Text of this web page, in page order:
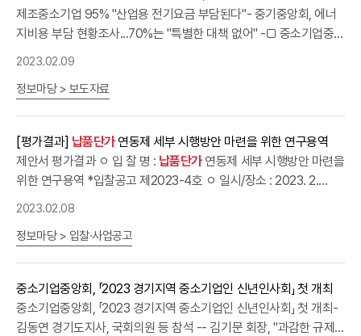
(46.4%) △인건비 상승(39.8%) 등을 꼽았다. □ 중기중앙회는 조
사결과를 바탕으로 최근 중소기업을 둘러싼 경제환경을 분석하고 정
친화적 노동개혁 추진 △대‧중소기업 상생문화 정착 △중소기업 성장
및 투자 촉진 △중소기업 금융정책 선진화 △중소기업 수출 활성화
시간 추가연장근로제 항구 적용과 함께 외국인 근로자 쿼터제 폐지
및 중소기업 고용지원 정책 강화 등을 제안했다. ㅇ 또한 [대‧중소기
업 상생문화 정착]을 위해납품단가연동제 관련 상생협력법‧하도급
법 시행령에 중소기업계 의견을 적극 반영할 것과 다수공급자계약
이어 [중소기업 성장 및 투자 촉진]을 위한 △업종변경 제한요건 폐
지 등 중소기업 기업승계 활성화 △뿌리 중소기업 전용 전기료 도입
과 함께 [중소기업 금융정책 선진화]를 위한 △금융권 예대마진 축소
△국내 시중은행의 투자은행(IB) 겸업 허용 등 방안을 제시했다. ㅇ
이와 함께 [중소기업 수출 활성화]에는 △ 수출 중소기업에 해외인증
정책자금 활용방안(이광진 중소벤처기업진흥공단 서울지역본부장)
에 대한 설명도 이어졌다. □ 「서울 BIZ-UP CEO 포럼」은 중소기업
인대회 표창 수상기업, 장수·혁신 중소기업 등 모범 중소기업으로 구
성된 단체로 회원 간 이업종 교류 및 경영애로 공동 대응을 위해
2016년부터 운영되고 있다. □ 윤추황 「서울 BIZ-UP CEO 포럼」 회
장(㈜에이에스엔 대표이사)은 “이번 간담회는 회원 간 친목 및 정보
교류가 활성화되고, 정부의 중소기업 정책자금 지원정책에 대해 회원
들과 함께 공유할 수 있는 뜻깊은 자리가 되었다”며, “이를 계기로 서
울 BIZ-UP CEO 포럼의 최대 강점인 이업종 네트워킹이 강화되기를
원사의 판로개척 홍보 및 현장 경영컨설팅 등을 적극 지원하겠다”며
향후 계획을 밝혔다. 붙임 : 행사사진 1부. 끝.
제조중소기업 95% "산업용 전기요금 부담된다"- 중기중앙회, 에너
지비용 부담 현황조사...70%는 "특별한 대책 없어" -□ 중소기업중앙
회(회장 김기문)는 지난 1.4~27일 309개 제조중소기업을 대상으로
사결과, 현재 산업용 전기요금에 대해 부담이 된다는 응답이 94.9%
69.9%로 가장 높게 나타났으며, 다음으로 △'냉·난방, 조명 등 비핵
심 사용량 절감'(30.7%), △'고효율설비 설치 또는 도입계획 수
립'(7.1%) 등의 순으로 조사됐다. ㅇ 전기요금 인상과 관련, 현재 에너
지 사용량이 △''반드시 필요한 수준이며 더 이상 절감할 수 없음'으로
응답한 기업은 51.5%에 달했으며, △'인상폭 만큼 절감할 것'으로 응
답한 기업은 4.2%에 불과했다.ㅇ 또한, 전기요금 인상분을
에 반영하고 있냐는 질문에는 응답기업의 12.9%만 반영하고 있는 것
으로 조사됐다. □ 전기요금 절감에 있어 가장 큰 애로사항은 △'산업
용 전기요금 상승 추세 지속(과도한 속도)'이 42.4%로 가장 높게 나
타났고, 다음으로 △'설비 특성상 24시간 가동이 불가피함'(19.7%),
2023.02.09
정보마당 > 보도자료
[평가결과] 납품단가연동제 세부 시행방안 마련을 위한 연구용역
제안서 평가결과 ㅇ 입 찰 명 : 납품단가연동제 세부 시행방안 마련을
위한 연구용역 *입찰공고 제2023-4호 ㅇ 일시/장소 : 2023. 2.
7(화) 10:30 / 비전룸 ㅇ 평가방법 : PT심사 ㅇ 평가위원 : 5명(내부)
***73.2-73.21순위2한***63.8--점수미달 ※우선협상대상자 기준
에 따라 가격정보는 공개하지 않으며, 우선협상대상자 및 미선정 여
부는 개별 안내합니다.
2023.02.08
정보마당 > 입찰·사업공고
중소기업중앙회, 「2023 경기지역 중소기업인 신년인사회」 첫 개최
중소기업중앙회, 「2023 경기지역 중소기업인 신년인사회」 첫 개최-
김동연 경기도지사, 국회의원 등 참석 -- 김기문 회장, "과감한 규제